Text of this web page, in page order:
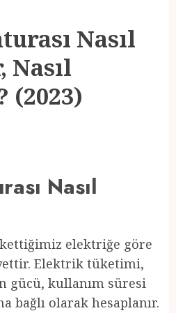
Nasıl
Nasıl
(2023)
Nasıl
elektriğe göre
Elektrik tüketimi,
gücü, kullanım süresi
bağlı olarak hesaplanır.